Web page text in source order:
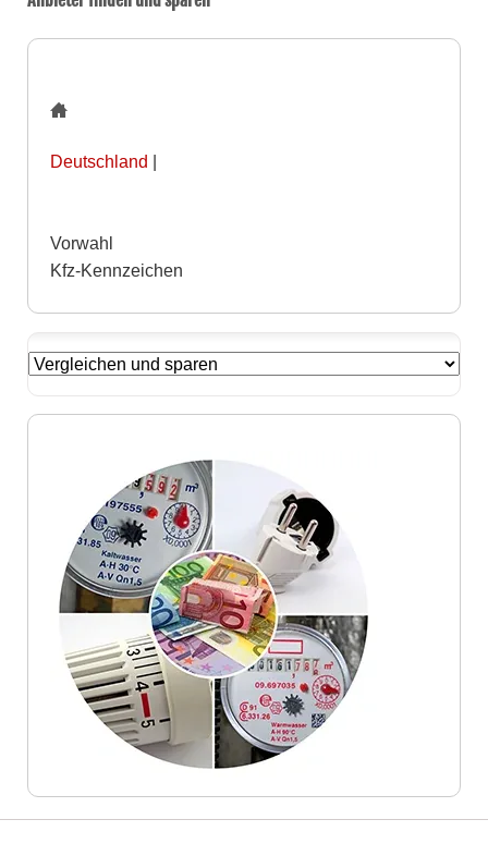
Deutschland |
Vorwahl
Kfz-Kennzeichen